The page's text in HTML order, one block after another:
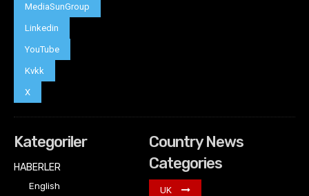
MediaSunGroup
Linkedin
YouTube
Kvkk
X
Kategoriler
HABERLER
English
Country News
Categories
UK